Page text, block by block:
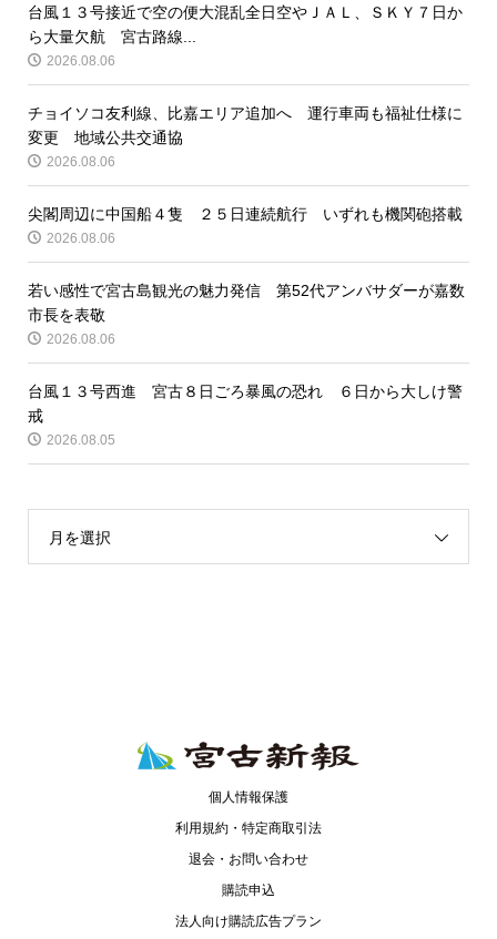
台風１３号接近で空の便大混乱全日空やＪＡＬ、ＳＫＹ７日か
ら大量欠航 宮古路線...
2026.08.06
チョイソコ友利線、比嘉エリア追加へ 運行車両も福祉仕様に
変更 地域公共交通協
2026.08.06
尖閣周辺に中国船４隻 ２５日連続航行 いずれも機関砲搭載
2026.08.06
若い感性で宮古島観光の魅力発信 第52代アンバサダーが嘉数
市長を表敬
2026.08.06
台風１３号西進 宮古８日ごろ暴風の恐れ ６日から大しけ警
戒
2026.08.05
月を選択
個人情報保護
利用規約・特定商取引法
退会・お問い合わせ
購読申込
法人向け購読広告プラン